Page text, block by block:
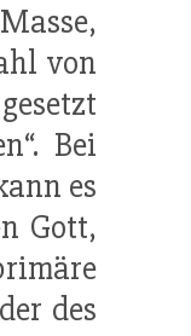
von
Bei
es
Gott,
des